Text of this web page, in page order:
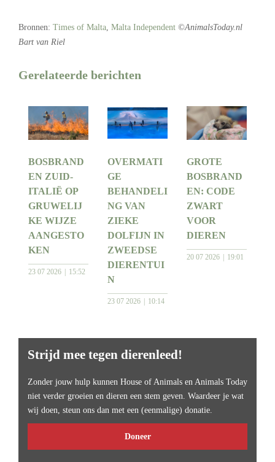
Bronnen: Times of Malta Malta Independent ©AnimalsToday.nl
Bart van Riel
Gerelateerde berichten
BOSBRAND
EN ZUID-
ITALIË OP
GRUWELIJ
KE WIJZE
AANGESTO
KEN
23 07 2026 15:52
OVERMATI
GE
BEHANDELI
NG VAN
ZIEKE
DOLFIJN IN
ZWEEDSE
DIERENTUI
N
23 07 2026 10:14
GROTE
BOSBRAND
EN: CODE
ZWART
VOOR
DIEREN
20 07 2026 19:01
Strijd mee tegen dierenleed!
Zonder jouw hulp kunnen House of Animals en Animals Today
niet verder groeien en dieren een stem geven. Waardeer je wat
wij doen, steun ons dan met een (eenmalige) donatie.
Doneer